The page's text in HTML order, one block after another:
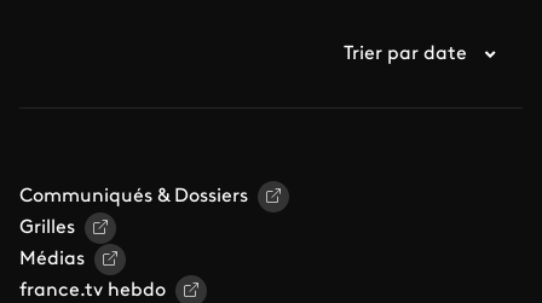
Trier par date
Communiqués & Dossiers
Grilles
Médias
france.tv hebdo